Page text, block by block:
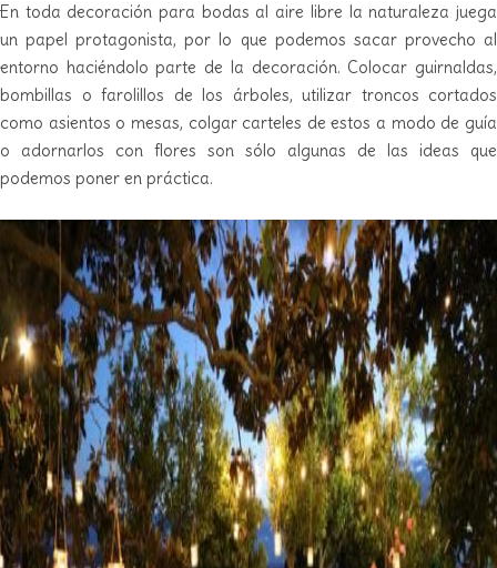
En toda decoración para bodas al aire libre la naturaleza juega
un papel protagonista, por lo que podemos sacar provecho al
entorno haciéndolo parte de la decoración. Colocar guirnaldas,
bombillas o farolillos de los árboles, utilizar troncos cortados
como asientos o mesas, colgar carteles de estos a modo de guía
o adornarlos con flores son sólo algunas de las ideas que
podemos poner en práctica.